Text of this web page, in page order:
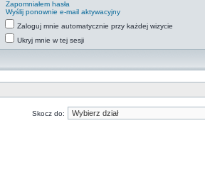
Zapomniałem hasła
Wyślij ponownie e-mail aktywacyjny
Zaloguj mnie automatycznie przy każdej wizycie
Ukryj mnie w tej sesji
Skocz do: